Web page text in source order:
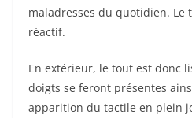
maladresses du quotidien. Le
réactif.
En extérieur, le tout est donc
doigts se feront présentes
apparition du tactile en plein